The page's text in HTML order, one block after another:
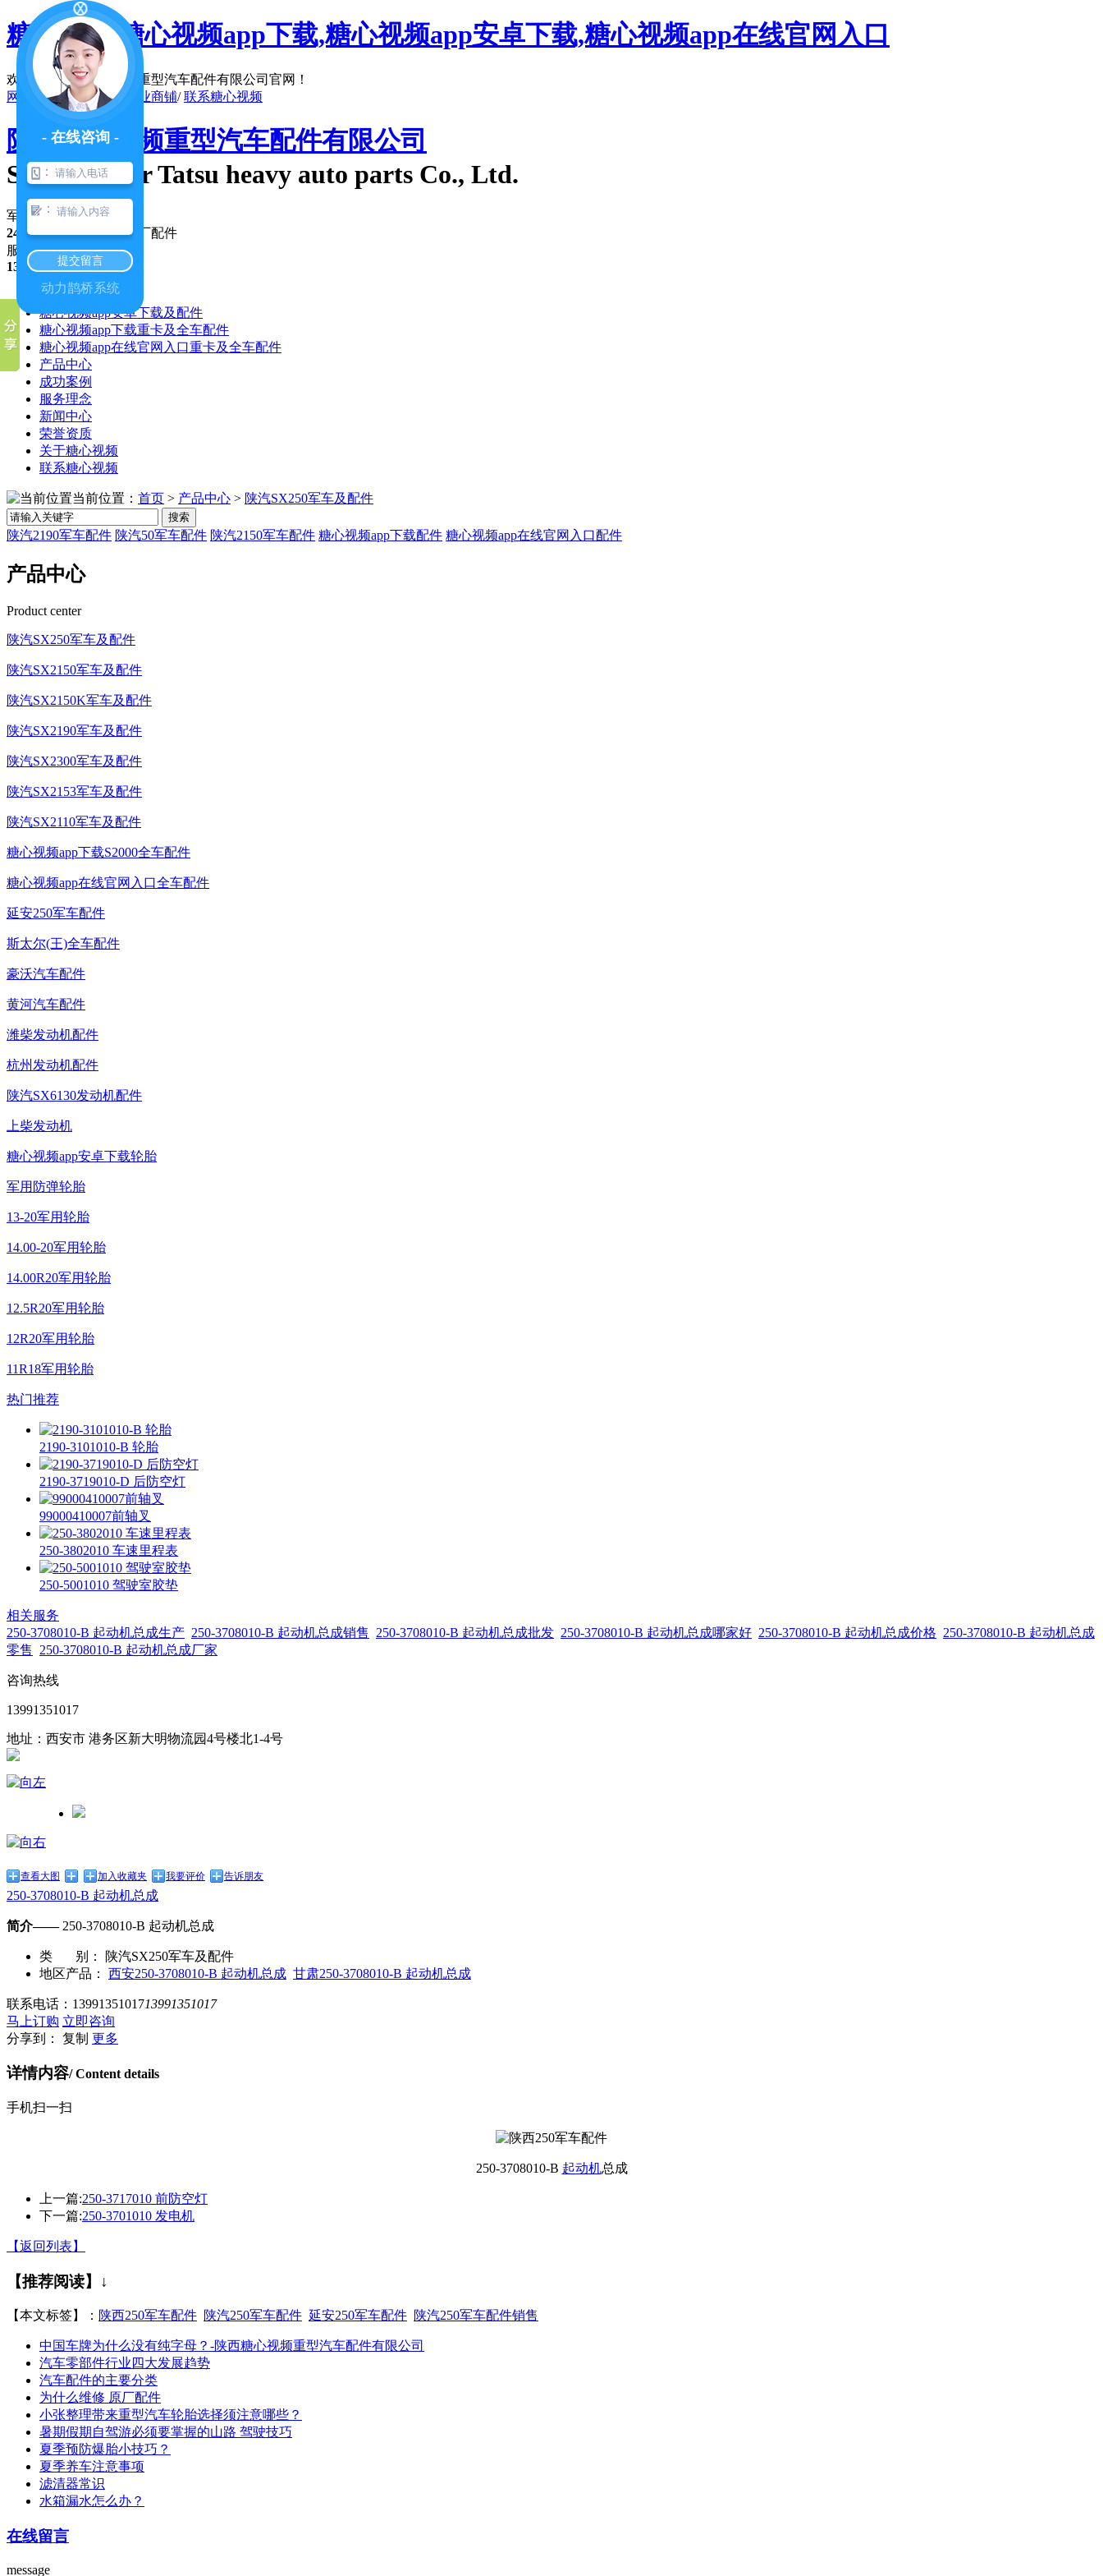
糖心视频,糖心视频app下载,糖心视频app安卓下载,糖心视频app在线官网入口
欢迎访问陕西糖心视频重型汽车配件有限公司官网！
网站地图/在线留言/ 企业商铺/联系糖心视频
陕西糖心视频重型汽车配件有限公司
Shaanxi four Tatsu heavy auto parts Co., Ltd.
军(民)车配件行业 品牌
24年专注，优势纯正原厂配件
服务咨询热线
13991351017
公司首页
糖心视频app安卓下载及配件
糖心视频app下载重卡及全车配件
糖心视频app在线官网入口重卡及全车配件
产品中心
成功案例
服务理念
新闻中心
荣誉资质
关于糖心视频
联系糖心视频
当前位置： 首页 > 产品中心 > 陕汽SX250军车及配件
搜索
陕汽2190军车配件 陕汽50军车配件 陕汽2150军车配件 糖心视频app下载配件 糖心视频app在线官网入口配件
产品中心
Product center
陕汽SX250军车及配件
陕汽SX2150军车及配件
陕汽SX2150K军车及配件
陕汽SX2190军车及配件
陕汽SX2300军车及配件
陕汽SX2153军车及配件
陕汽SX2110军车及配件
糖心视频app下载S2000全车配件
糖心视频app在线官网入口全车配件
延安250军车配件
斯太尔(王)全车配件
豪沃汽车配件
黄河汽车配件
潍柴发动机配件
杭州发动机配件
陕汽SX6130发动机配件
上柴发动机
糖心视频app安卓下载轮胎
军用防弹轮胎
13-20军用轮胎
14.00-20军用轮胎
14.00R20军用轮胎
12.5R20军用轮胎
12R20军用轮胎
11R18军用轮胎
热门推荐
2190-3101010-B 轮胎
2190-3719010-D 后防空灯
99000410007前轴叉
250-3802010 车速里程表
250-5001010 驾驶室胶垫
相关服务
250-3708010-B 起动机总成生产 250-3708010-B 起动机总成销售 250-3708010-B 起动机总成批发 250-3708010-B 起动机总成哪家好 250-3708010-B 起动机总成价格 250-3708010-B 起动机总成
零售
250-3708010-B 起动机总成厂家
咨询热线
13991351017
地址：西安市 港务区新大明物流园4号楼北1-4号
查看大图 加入收藏夹 我要评价 告诉朋友
250-3708010-B 起动机总成
简介——250-3708010-B 起动机总成
类 别：
陕汽SX250军车及配件
地区产品：
西安250-3708010-B 起动机总成 甘肃250-3708010-B 起动机总成
联系电话： 1399135101713991351017
马上订购 立即咨询
分享到：
复制 更多
详情内容/ Content details
手机扫一扫
250-3708010-B 起动机总成
上一篇:250-3717010 前防空灯
下一篇:250-3701010 发电机
【返回列表】
【推荐阅读】↓
【本文标签】： 陕西250军车配件 陕汽250军车配件 延安250军车配件 陕汽250军车配件销售
中国车牌为什么没有纯字母？-陕西糖心视频重型汽车配件有限公司
汽车零部件行业四大发展趋势
汽车配件的主要分类
为什么维修 原厂配件
小张整理带来重型汽车轮胎选择须注意哪些？
暑期假期自驾游必须要掌握的山路 驾驶技巧
夏季预防爆胎小技巧？
夏季养车注意事项
滤清器常识
水箱漏水怎么办？
在线留言
message
- 在线咨询 -
：
：
提交留言
动力鹊桥系统